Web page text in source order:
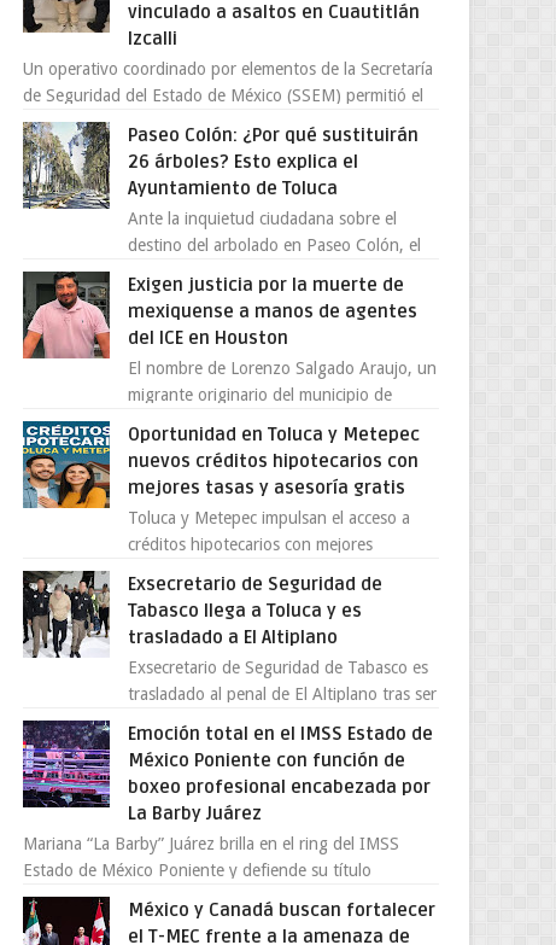
vinculado a asaltos en Cuautitlán
Izcalli
Un operativo coordinado por elementos de la Secretaría
de Seguridad del Estado de México (SSEM) permitió el
aseguramiento de un vehículo vin...
Paseo Colón: ¿Por qué sustituirán
26 árboles? Esto explica el
Ayuntamiento de Toluca
Ante la inquietud ciudadana sobre el
destino del arbolado en Paseo Colón, el
solo 26 ejemplares será...
Exigen justicia por la muerte de
mexiquense a manos de agentes
del ICE en Houston
El nombre de Lorenzo Salgado Araujo, un
migrante originario del municipio de
convertido en el centro de un...
Oportunidad en Toluca y Metepec
nuevos créditos hipotecarios con
mejores tasas y asesoría gratis
Toluca y Metepec impulsan el acceso a
créditos hipotecarios con mejores
emprendedores Con la creciente neces...
Exsecretario de Seguridad de
Tabasco llega a Toluca y es
trasladado a El Altiplano
Exsecretario de Seguridad de Tabasco es
trasladado al penal de El Altiplano tras ser
Emoción total en el IMSS Estado de
México Poniente con función de
boxeo profesional encabezada por
La Barby Juárez
Mariana “La Barby” Juárez brilla en el ring del IMSS
Estado de México Poniente y defiende su título
Supergallo La Unidad Deportiva Cuauhtémo...
México y Canadá buscan fortalecer
el T-MEC frente a la amenaza de